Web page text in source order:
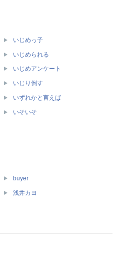
いじめっ子
いじめられる
いじめアンケート
いじり倒す
いずれかと言えば
いそいそ
buyer
浅井カヨ